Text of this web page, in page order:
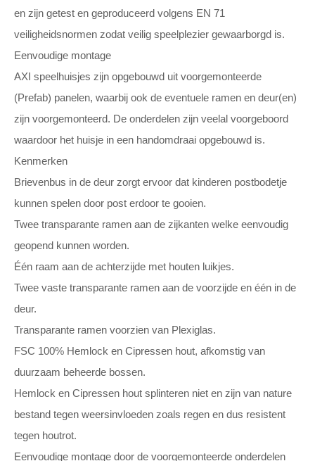
en zijn getest en geproduceerd volgens EN 71
veiligheidsnormen zodat veilig speelplezier gewaarborgd is.
Eenvoudige montage
AXI speelhuisjes zijn opgebouwd uit voorgemonteerde
(Prefab) panelen, waarbij ook de eventuele ramen en deur(en)
zijn voorgemonteerd. De onderdelen zijn veelal voorgeboord
waardoor het huisje in een handomdraai opgebouwd is.
Kenmerken
Brievenbus in de deur zorgt ervoor dat kinderen postbodetje
kunnen spelen door post erdoor te gooien.
Twee transparante ramen aan de zijkanten welke eenvoudig
geopend kunnen worden.
Één raam aan de achterzijde met houten luikjes.
Twee vaste transparante ramen aan de voorzijde en één in de
deur.
Transparante ramen voorzien van Plexiglas.
FSC 100% Hemlock en Cipressen hout, afkomstig van
duurzaam beheerde bossen.
Hemlock en Cipressen hout splinteren niet en zijn van nature
bestand tegen weersinvloeden zoals regen en dus resistent
tegen houtrot.
Eenvoudige montage door de voorgemonteerde onderdelen